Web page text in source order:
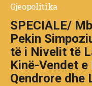
Gjeopolitika
SPECIALE/
Pekin
të i Nivelit të
Kinë-Vendet e
Qendrore dhe